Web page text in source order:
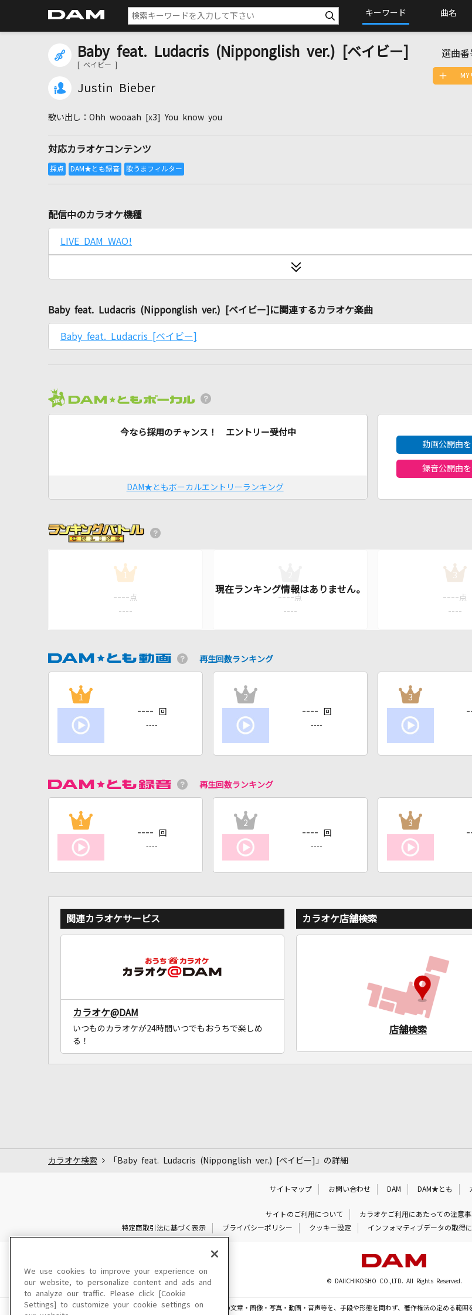
キーワード 曲名
Baby feat. Ludacris (Nipponglish ver.) [ベイビー]
[ ベイビー ]
Justin Bieber
選曲番
Ohh wooaah [x3] You know you
対応カラオケコンテンツ
配信中のカラオケ機種
LIVE DAM WAO!
Baby feat. Ludacris (Nipponglish ver.) [ベイビー]に関連するカラオケ楽曲
Baby feat. Ludacris [ベイビー]
今なら採用のチャンス！ エントリー受付中
DAM★ともボーカルエントリーランキング
動画公開曲
録音公開曲を
1
---- 点
----
---- 点
----
3
---- 点
----
再生回数ランキング
1
---- 回
----
2
---- 回
----
3
再生回数ランキング
1
---- 回
----
2
---- 回
----
3
関連カラオケサービス
カラオケ@DAM
いつものカラオケが24時間いつでもおうちで楽しめ
る！
カラオケ店舗検索
店舗検索
カラオケ検索 「Baby feat. Ludacris (Nipponglish ver.) [ベイビー]」の詳細
サイトマップ お問い合わせ DAM DAM★とも
サイトのご利用について カラオケご利用にあたっての注意
特定商取引法に基づく表示
プライバシーポリシー クッキー設定 インフォマティブデータの取得
© DAIICHIKOSHO CO.,LTD. All Rights Reserved.
このサイトに掲載されている一切の文章・画像・写真・動画・音声等を、手段や形態を問わず、著作権法の定める範
We use cookies to improve your experience on
our website, to personalize content and ads and
to analyze our traffic. Please click [Cookie
Settings] to customize your cookie settings on